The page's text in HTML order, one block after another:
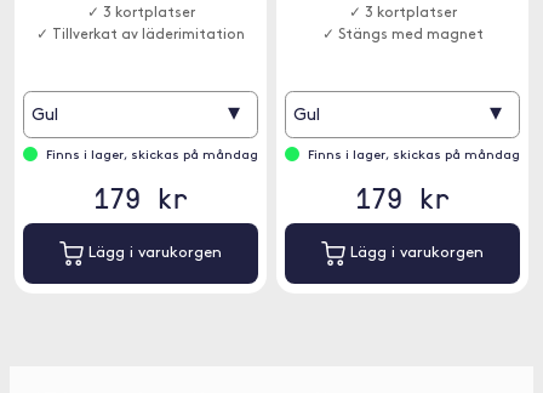
✓ 3 kortplatser
✓ Tillverkat av läderimitation
Gul ▾
Finns i lager, skickas på måndag
179 kr
Lägg i varukorgen
✓ 3 kortplatser
✓ Stängs med magnet
Gul ▾
Finns i lager, skickas på måndag
179 kr
Lägg i varukorgen